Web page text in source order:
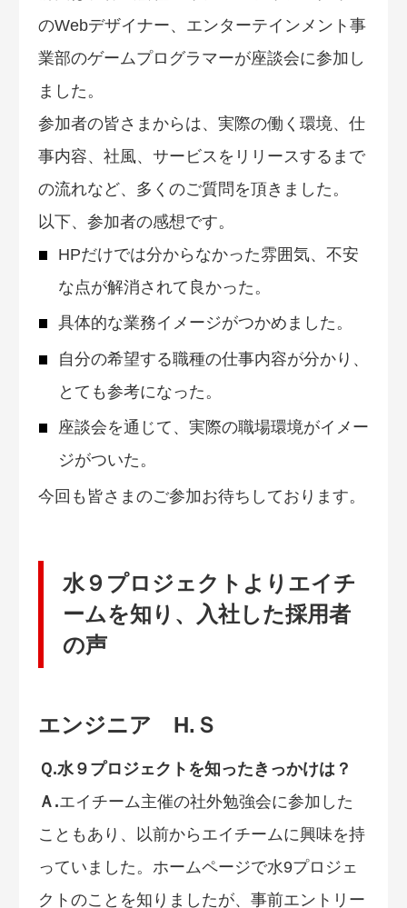
のWebデザイナー、エンターテインメント事
業部のゲームプログラマーが座談会に参加し
ました。
参加者の皆さまからは、実際の働く環境、仕
事内容、社風、サービスをリリースするまで
の流れなど、多くのご質問を頂きました。
以下、参加者の感想です。
HPだけでは分からなかった雰囲気、不安
な点が解消されて良かった。
具体的な業務イメージがつかめました。
自分の希望する職種の仕事内容が分かり、
とても参考になった。
座談会を通じて、実際の職場環境がイメー
ジがついた。
今回も皆さまのご参加お待ちしております。
水９プロジェクトよりエイチ
ームを知り、入社した採用者
の声
エンジニア H.Ｓ
Ｑ.水９プロジェクトを知ったきっかけは？
Ａ.エイチーム主催の社外勉強会に参加した
こともあり、以前からエイチームに興味を持
っていました。ホームページで水9プロジェ
クトのことを知りましたが、事前エントリー